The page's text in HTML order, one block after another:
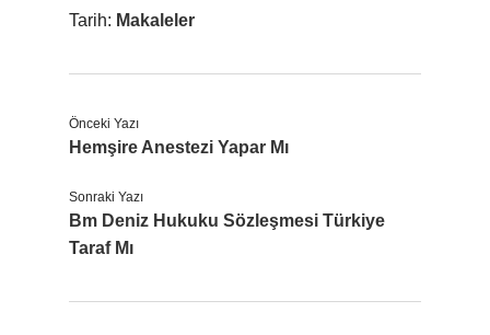
Tarih: Makaleler
Önceki Yazı
Hemşire Anestezi Yapar Mı
Sonraki Yazı
Bm Deniz Hukuku Sözleşmesi Türkiye
Taraf Mı